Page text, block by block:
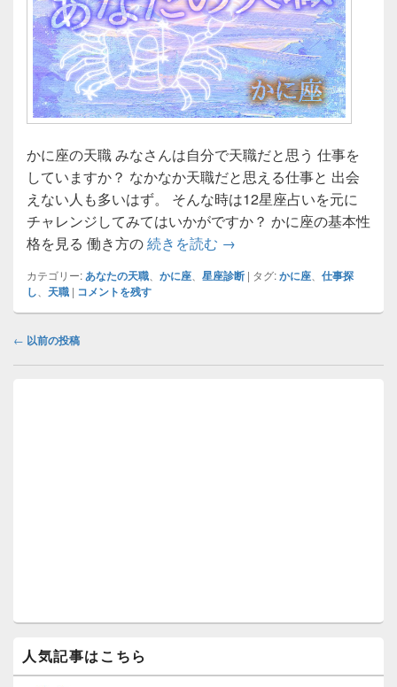
かに座の天職 みなさんは自分で天職だと思う 仕事を
していますか？ なかなか天職だと思える仕事と 出会
えない人も多いはず。 そんな時は12星座占いを元に
チャレンジしてみてはいかがですか？ かに座の基本性
格を見る 働き方の続きを読む かに座の天職☆あなたが
→
カテゴリー:あなたの天職 かに座 星座診断 | タグ:かに座
仕事探
し
天職 | コメントを残す
投← 以前の投稿
リ
人気記事はこちら